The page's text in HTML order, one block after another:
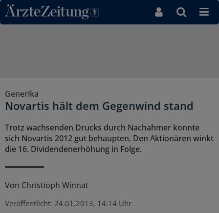
Direkt zum Inhaltsbereich
Generika
Novartis hält dem Gegenwind stand
Trotz wachsenden Drucks durch Nachahmer konnte
sich Novartis 2012 gut behaupten. Den Aktionären winkt
die 16. Dividendenerhöhung in Folge.
Von Christioph Winnat
Veröffentlicht: 24.01.2013, 14:14 Uhr